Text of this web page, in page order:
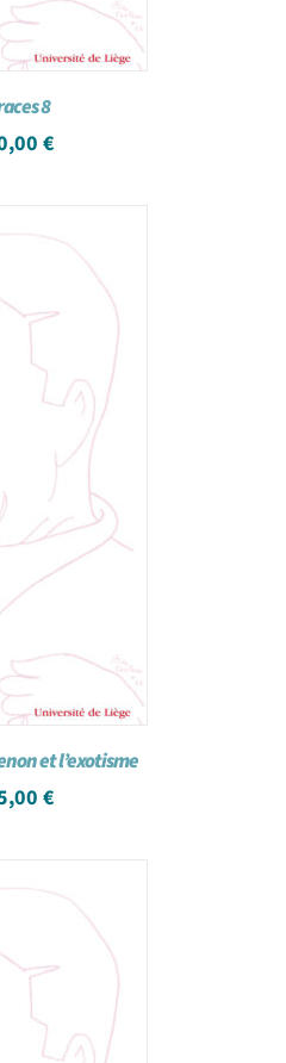
8
€
et l’exotisme
€